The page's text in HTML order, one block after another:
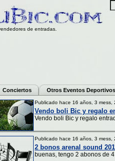
de entradas.
Conciertos Otros Eventos Deportivos
Publicado hace 16 años, 3 mess,
Vendo boli Bic y regalo
Vendo boli Bic y regalo
Publicado hace 16 años, 3 mess,
2 bonos arenal sound
buenas, tengo 2 abonos de